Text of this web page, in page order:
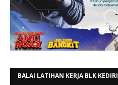
BALAI LATIHAN KERJA BLK KEDIRI